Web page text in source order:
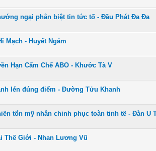
ngại phân biệt tin tức tố - Đầu Phát Đa Đa
- 0 vượt quá 5 sao
1234 5
Mạch - Huyết Ngâm
- 0 vượt quá 5 sao
12345
Hạn Cấm Chế ABO - Khước Tà V
- 0 vượt quá 5 sao
1234 5
lén đúng điểm - Đường Tửu Khanh
- 0 vượt quá 5 sao
12345
tổn mỹ nhân chinh phục toàn tinh tế - Đàn U
- 0 vượt quá 5 sao
1234 5
Thế Giới - Nhan Lương Vũ
- 0 vượt quá 5 sao
12345